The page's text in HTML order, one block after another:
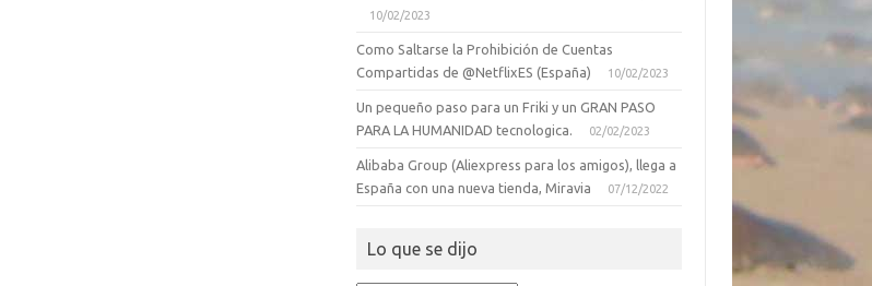
10/02/2023
Como Saltarse la Prohibición de Cuentas
Compartidas de @NetflixES (España)
10/02/2023
Un pequeño paso para un Friki y un GRAN PASO
PARA LA HUMANIDAD tecnologica.
02/02/2023
Alibaba Group (Aliexpress para los amigos), llega a
España con una nueva tienda, Miravia
07/12/2022
Lo que se dijo